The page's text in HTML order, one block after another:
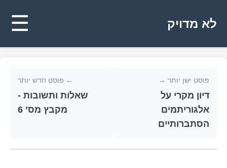
לא מדויק ☰
פוסט ישן יותר →
דיון מקרי על
אלגוריתמים
הסתברותיים
← פוסט חדש יותר
שאלות ותשובות -
מקבץ מס’ 6